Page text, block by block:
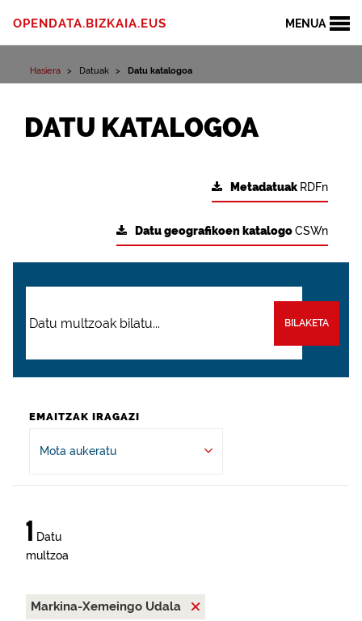
MENUA
OPENDATA.BIZKAIA.EUS
Hasiera Datuak Datu katalogoa
DATU KATALOGOA
Metadatuak RDFn
Datu geografikoen katalogoCSWn
BILAKETA
EMAITZAK IRAGAZI
Mota aukeratu
1 Datu
multzoa
Markina-Xemeingo Udala